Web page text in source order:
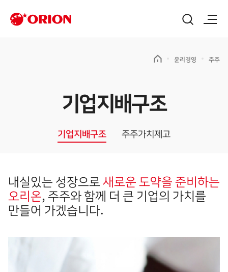
윤리경영 주주
기업지배구조
기업지배구조 주주가치제고
내실있는 성장으로새로운 도약을 준비하는
오리온, 주주와 함께 더 큰 기업의 가치를
만들어 가겠습니다.